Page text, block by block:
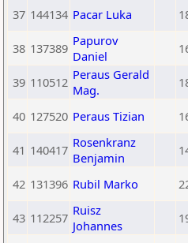
37 144134 Pacar Luka
38 137389 Papurov
Daniel
39 110512 Peraus Gerald
Mag.
40 127520 Peraus Tizian
41 140417 Rosenkranz
Benjamin
42 131396 Rubil Marko
43 112257 Ruisz
Johannes